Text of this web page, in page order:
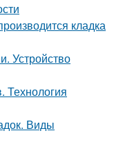
кладка
Устройство
Технология
Виды